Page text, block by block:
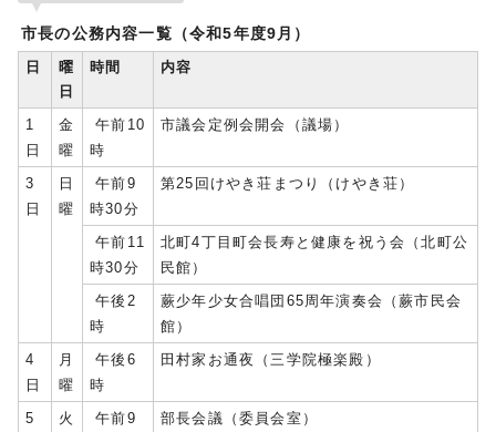
市長の公務内容一覧（令和5年度9月）
日
曜
日
時間 内容
1
日
金
曜
午前10
時
市議会定例会開会（議場）
3
日
日
曜
午前9
時30分
第25回けやき荘まつり（けやき荘）
午前11
時30分
北町4丁目町会長寿と健康を祝う会（北町公
民館）
午後2
時
蕨少年少女合唱団65周年演奏会（蕨市民会
館）
4
日
月
曜
午後6
時
田村家お通夜（三学院極楽殿）
5
火
午前9
部長会議（委員会室）